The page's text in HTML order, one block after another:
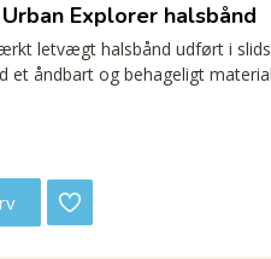
Explorer halsbånd
letvægt halsbånd udført i
åndbart og behageligt